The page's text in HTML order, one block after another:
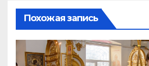
Похожая запись